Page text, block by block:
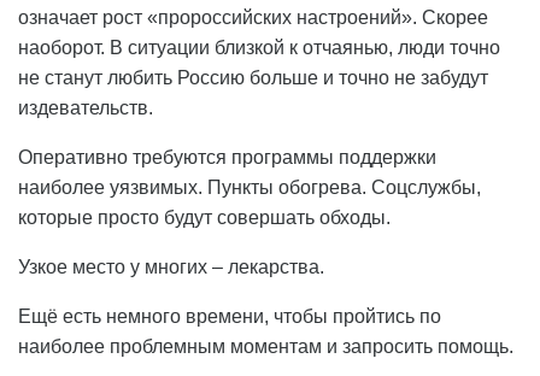
означает рост «пророссийских настроений». Скорее
наоборот. В ситуации близкой к отчаянью, люди точно
не станут любить Россию больше и точно не забудут
издевательств.
Оперативно требуются программы поддержки
наиболее уязвимых. Пункты обогрева. Соцслужбы,
которые просто будут совершать обходы.
Узкое место у многих – лекарства.
Ещё есть немного времени, чтобы пройтись по
наиболее проблемным моментам и запросить помощь.